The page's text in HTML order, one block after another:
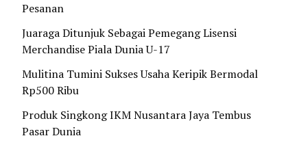
Pesanan
Juaraga Ditunjuk Sebagai Pemegang Lisensi
Merchandise Piala Dunia U-17
Mulitina Tumini Sukses Usaha Keripik Bermodal
Rp500 Ribu
Produk Singkong IKM Nusantara Jaya Tembus
Pasar Dunia